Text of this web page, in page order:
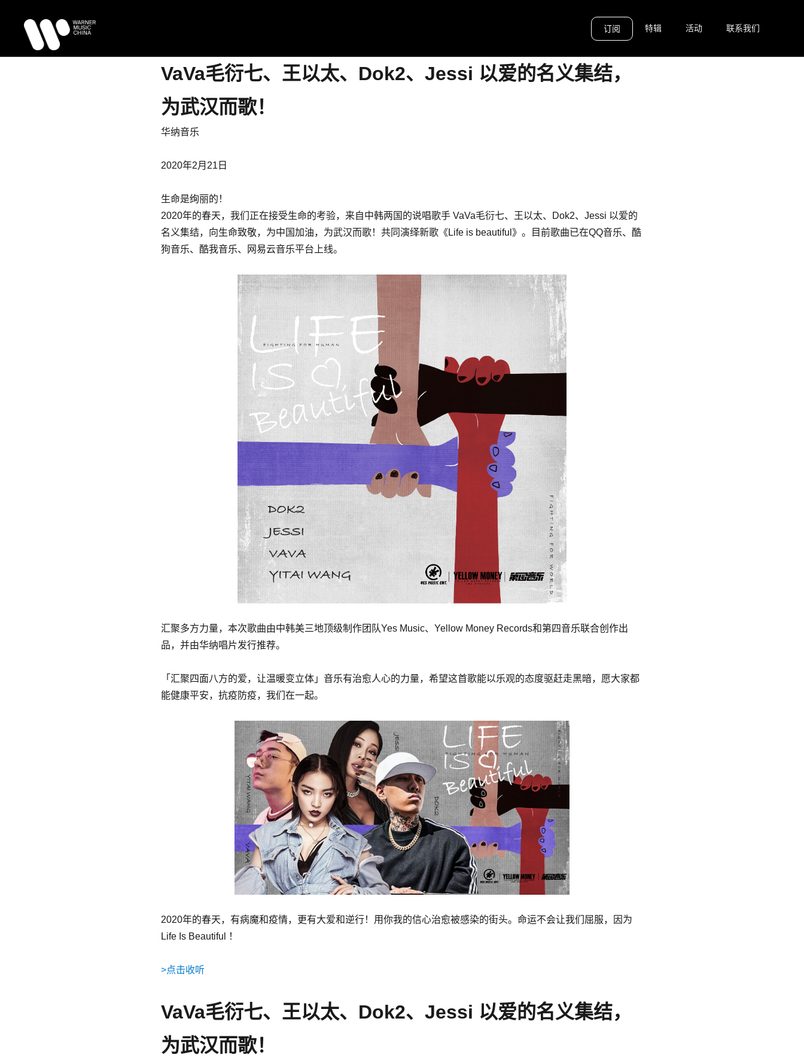
订阅 特辑 活动 联系我们
VaVa毛衍七、王以太、Dok2、Jessi 以爱的名义集结，
为武汉而歌！
华纳音乐
2020年2月21日
生命是绚丽的！
2020年的春天，我们正在接受生命的考验，来自中韩两国的说唱歌手 VaVa毛衍七、王以太、Dok2、Jessi 以爱的
名义集结，向生命致敬，为中国加油，为武汉而歌！共同演绎新歌《Life is beautiful》。目前歌曲已在QQ音乐、酷
狗音乐、酷我音乐、网易云音乐平台上线。
汇聚多方力量，本次歌曲由中韩美三地顶级制作团队Yes Music、Yellow Money Records和第四音乐联合创作出
品，并由华纳唱片发行推荐。
「汇聚四面八方的爱，让温暖变立体」音乐有治愈人心的力量，希望这首歌能以乐观的态度驱赶走黑暗，愿大家都
能健康平安，抗疫防疫，我们在一起。
2020年的春天，有病魔和疫情，更有大爱和逆行！用你我的信心治愈被感染的街头。命运不会让我们屈服，因为
Life Is Beautiful ！
>点击收听
VaVa毛衍七、王以太、Dok2、Jessi 以爱的名义集结，
为武汉而歌！